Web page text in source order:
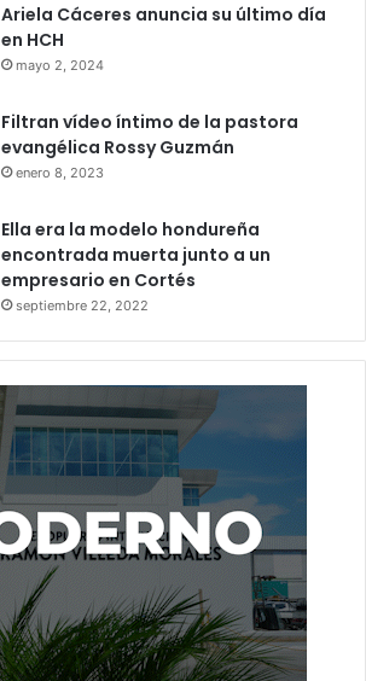
Ariela Cáceres anuncia su último día
en HCH
mayo 2, 2024
Filtran vídeo íntimo de la pastora
evangélica Rossy Guzmán
enero 8, 2023
Ella era la modelo hondureña
encontrada muerta junto a un
empresario en Cortés
septiembre 22, 2022